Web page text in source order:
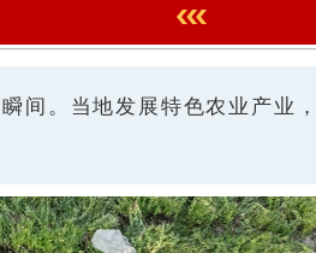
间。当地发展特色农业产业，